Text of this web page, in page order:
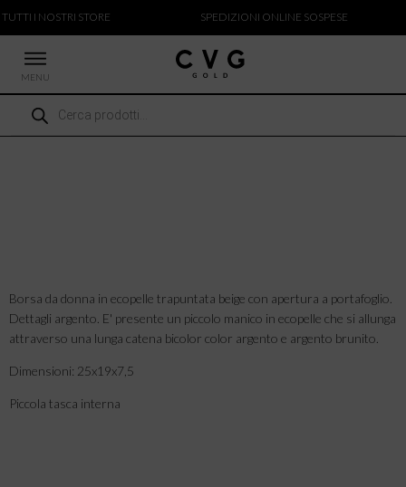
I NOSTRI STORE SPEDIZIONI ONLINE SOSPESE
MENU
Ricerca
prodotti
ARRIVI
Borsa da donna in ecopelle trapuntata beige con apertura a portafoglio.
Dettagli argento. E' presente un piccolo manico in ecopelle che si allunga
attraverso una lunga catena bicolor color argento e argento brunito.
Dimensioni: 25x19x7,5
Piccola tasca interna